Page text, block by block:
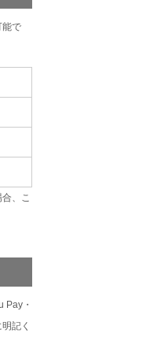
能で
、こ
Pay・
記く